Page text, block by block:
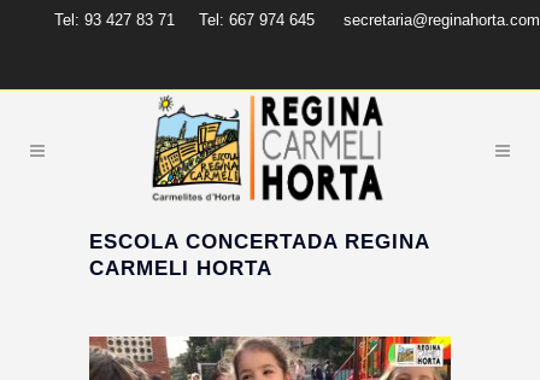
Tel: 93 427 83 71 Tel: 667 974 645 secretaria@reginahorta.com
ESCOLA CONCERTADA REGINA
CARMELI HORTA